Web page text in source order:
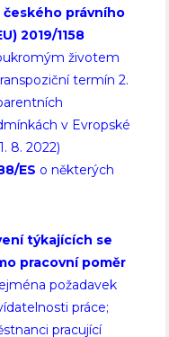
právního
2019/1158
životem
termín 2.
v Evropské
8. 2022)
ES o některých
týkajících se
pracovní poměr
požadavek
práce;
pracující